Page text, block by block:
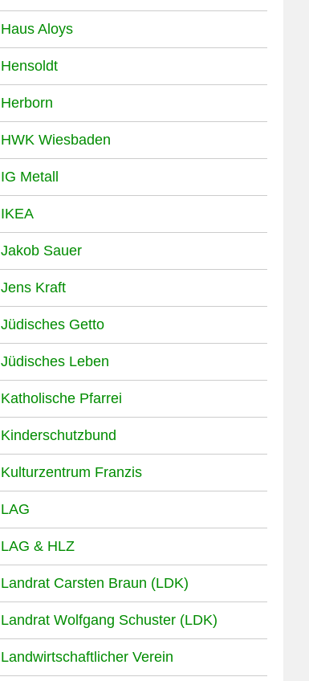
Haus Aloys
Hensoldt
Herborn
HWK Wiesbaden
IG Metall
IKEA
Jakob Sauer
Jens Kraft
Jüdisches Getto
Jüdisches Leben
Katholische Pfarrei
Kinderschutzbund
Kulturzentrum Franzis
LAG
LAG & HLZ
Landrat Carsten Braun (LDK)
Landrat Wolfgang Schuster (LDK)
Landwirtschaftlicher Verein